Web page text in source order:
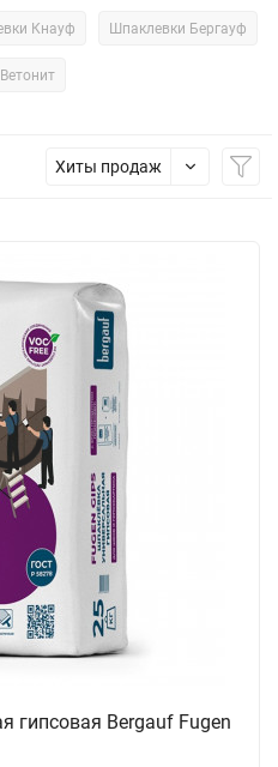
Кнауф Шпаклевки Бергауф
Хиты продаж
гипсовая Bergauf Fugen